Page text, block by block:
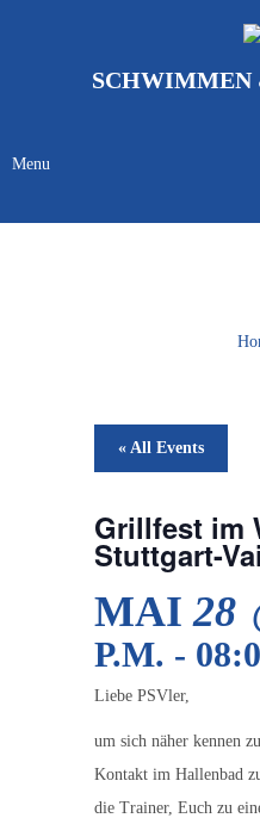
SCHWIMMEN
Menu
« All Events
Grillfest im
Stuttgart-
MAI28
P.M. -
Liebe PSVler,
um sich näher kennen
Kontakt im Hallenbad
die Trainer, Euch zu